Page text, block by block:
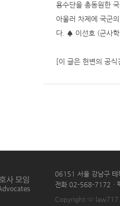
용수단을 총동원한
아울러 차제에 국군
다. ♠ 이선호 (군사
[이 글은 헌변의 공
06151 서울 강남구
전화 02-568-7172 ·
Copyright ⓒ